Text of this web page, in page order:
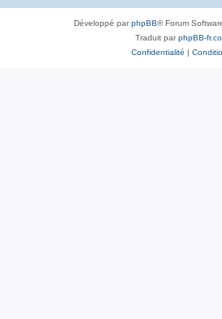
Développé parphpBB® Forum
Traduit parphpBB-
Confidentialité |